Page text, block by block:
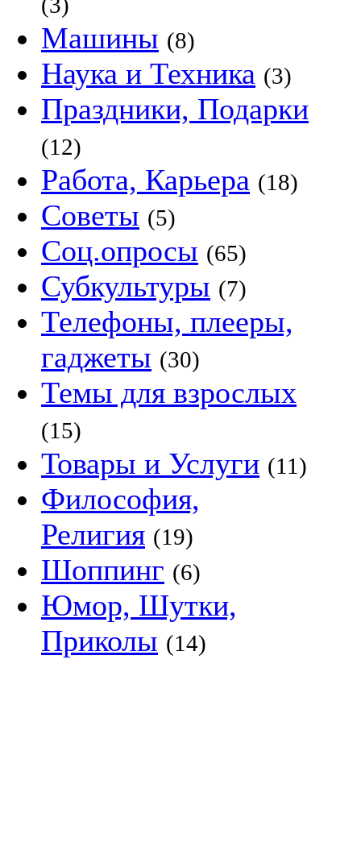
Машины (8)
Наука и Техника (3)
Праздники, Подарки
(12)
Работа, Карьера (18)
Советы (5)
Соц.опросы (65)
Субкультуры (7)
Телефоны, плееры,
гаджеты (30)
Темы для взрослых
(15)
Товары и Услуги (11)
Философия,
Религия (19)
Шоппинг (6)
Юмор, Шутки,
Приколы (14)